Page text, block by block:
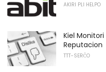
AKIRI PLI HELPO
Kiel
Reputacion
TTT-SERĈO